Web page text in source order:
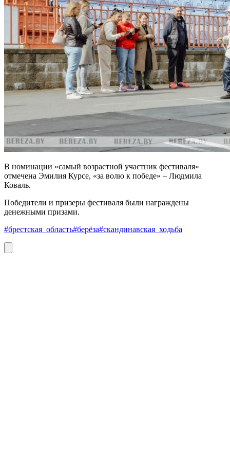
В номинации «самый возрастной участник фестиваля»
отмечена Эмилия Курсе, «за волю к победе» – Людмила
Коваль.
Победители и призеры фестиваля были награждены
денежными призами.
#брестская_область#берёза#скандинавская_ходьба